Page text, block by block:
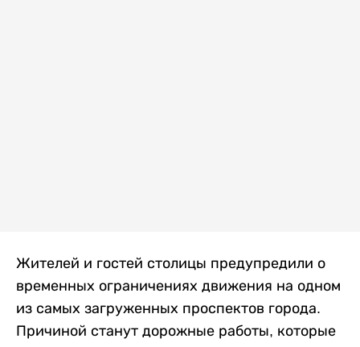
Жителей и гостей столицы предупредили о
временных ограничениях движения на одном
из самых загруженных проспектов города.
Причиной станут дорожные работы, которые